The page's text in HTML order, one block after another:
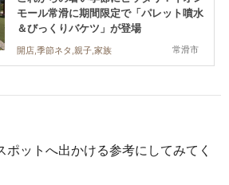
常滑市
モール常滑に期間限定で「パレット噴水
＆びっくりバケツ」が登場
開店,季節ネタ,親子,家族
ットへ出かける参考にしてみてく